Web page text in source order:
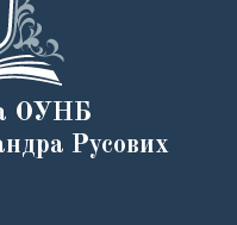
ОУНБ
Русових